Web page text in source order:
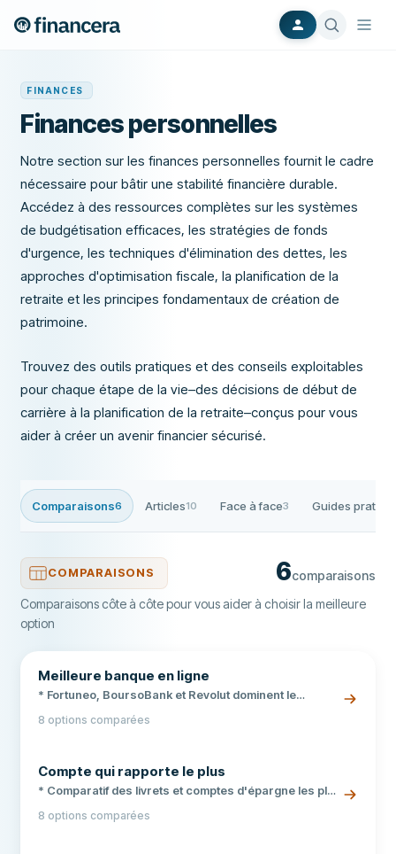
FINANCES
Finances personnelles
Notre section sur les finances personnelles fournit le cadre
nécessaire pour bâtir une stabilité financière durable.
Accédez à des ressources complètes sur les systèmes
de budgétisation efficaces, les stratégies de fonds
d'urgence, les techniques d'élimination des dettes, les
approches d'optimisation fiscale, la planification de la
retraite et les principes fondamentaux de création de
patrimoine.
Trouvez des outils pratiques et des conseils exploitables
pour chaque étape de la vie–des décisions de début de
carrière à la planification de la retraite–conçus pour vous
aider à créer un avenir financier sécurisé.
Comparaisons6 Articles10 Face à face3 Guides
COMPARAISONS 6comparaisons
Comparaisons côte à côte pour vous aider à choisir la meilleure
option
Meilleure banque en ligne
* Fortuneo, BoursoBank et Revolut dominent le
comptes et cartes gratuites. * Nous avons comparé
Retrouvez notre comparatif détaillé avec les
avantages et inconvénients de chaque banque en
8 options comparées
Compte qui rapporte le plus
* Comparatif des livrets et comptes d'épargne les plus
jour, avantages fiscaux et conditions d'éligibilité pour
8 options comparées